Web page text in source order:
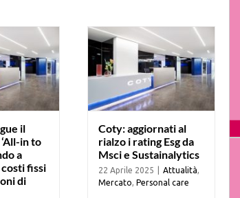
il
in to
a
fissi
di
Coty: aggiornati al
rialzo i rating Esg
da Msci e
Sustainalytics
Coty: aggiornati al
rialzo i rating Esg da
Msci e Sustainalytics
22 Aprile 2025 Attualità,
Mercato, Personal care